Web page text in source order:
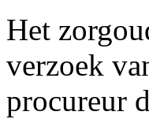
Het
verzoek
procureur